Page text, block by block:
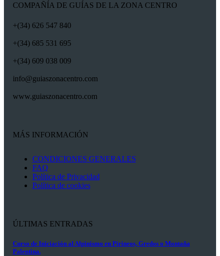
COMPAÑÍA DE GUÍAS DE LA ZONA CENTRO
+(34) 626 547 840
+(34) 685 531 695
+(34) 609 038 009
info@guiaszonacentro.com
www.guiaszonacentro.com
MÁS INFORMACIÓN
CONDICIONES GENERALES
FAQ
Política de Privacidad
Política de cookies
ÚLTIMAS ENTRADAS
Curso de Iniciación al Alpinismo en Pirineos, Gredos o Montaña
Palentina.